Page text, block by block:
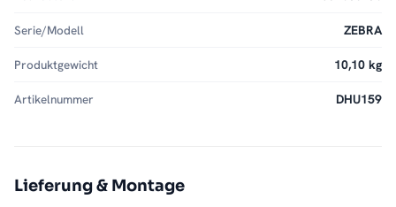
Serie/Modell ZEBRA
Produktgewicht 10,10 kg
Artikelnummer DHU159
Lieferung & Montage